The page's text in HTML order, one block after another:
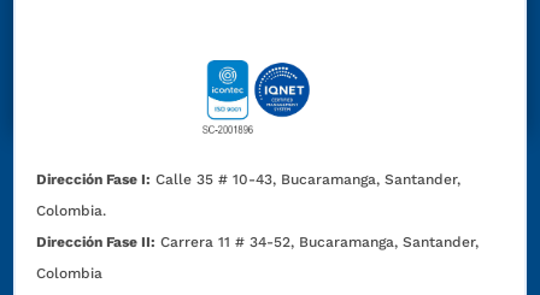
Dirección Fase I: Calle 35 # 10-43, Bucaramanga, Santander,
Colombia.
Dirección Fase II: Carrera 11 # 34-52, Bucaramanga, Santander,
Colombia